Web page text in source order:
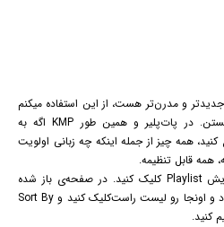
جدیدتر و مدرن‌تر هست، از این استفاده میکنم
البته خب خیلی شبیه هم هستن. در پات‌پلیر و همین طور KMP اگه به
همه چیز از جمله اینکه چه زبانی اولویت
همه قابل تنظیمه.
در مورد VLC روی دکمه‌ی نمایش Playlist کلیک کنید. در صفحه‌ی باز شده
لیست موسیقی‌ها یا سریال میاد و اونجا رو لیست راست‌کلیک کنید و Sort By